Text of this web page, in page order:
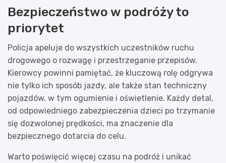
Bezpieczeństwo w podróży to
priorytet
Policja apeluje do wszystkich uczestników ruchu
drogowego o rozwagę i przestrzeganie przepisów.
Kierowcy powinni pamiętać, że kluczową rolę odgrywa
nie tylko ich sposób jazdy, ale także stan techniczny
pojazdów, w tym ogumienie i oświetlenie. Każdy detal,
od odpowiedniego zabezpieczenia dzieci po trzymanie
się dozwolonej prędkości, ma znaczenie dla
bezpiecznego dotarcia do celu.
Warto poświęcić więcej czasu na podróż i unikać